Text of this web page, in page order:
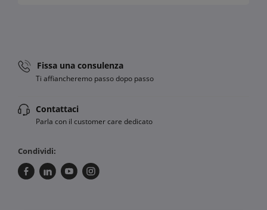
Fissa una consulenza
Ti affiancheremo passo dopo passo
Contattaci
Parla con il customer care dedicato
Condividi: